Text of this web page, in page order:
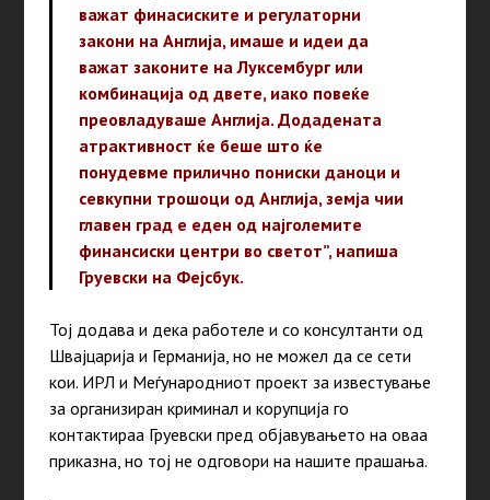
важат финасиските и регулаторни
закони на Англија, имаше и идеи да
важат законите на Луксембург или
комбинација од двете, иако повеќе
преовладуваше Англија. Додадената
атрактивност ќе беше што ќе
понудевме прилично пониски даноци и
севкупни трошоци од Англија, земја чии
главен град е еден од најголемите
финансиски центри во светот”, напиша
Груевски на Фејсбук.
Тој додава и дека работеле и со консултанти од
Швајцарија и Германија, но не можел да се сети
кои. ИРЛ и Меѓународниот проект за известување
за организиран криминал и корупција го
контактираа Груевски пред објавувањето на оваа
приказна, но тој не одговори на нашите прашања.